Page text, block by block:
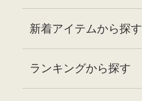
新着アイテムから探す
ランキングから探す